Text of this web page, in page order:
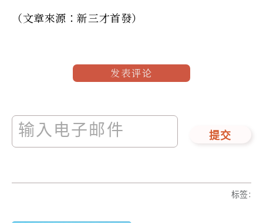
（文章來源：新三才首發）
发表评论
提交
标签: